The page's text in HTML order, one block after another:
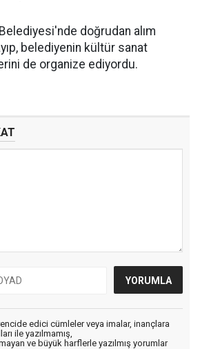
doğrudan alım
belediyenin kültür sanat
de organize ediyordu.
edici cümleler veya imalar, inançlara
ile yazılmamış,
ve büyük harflerle yazılmış yorumlar